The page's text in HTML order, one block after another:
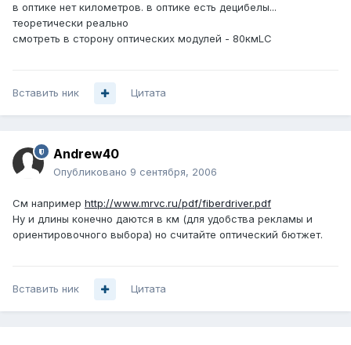
в оптике нет километров. в оптике есть децибелы...
теоретически реально
смотреть в сторону оптических модулей - 80кмLC
Вставить ник Цитата
Andrew40
Опубликовано 9 сентября, 2006
См например http://www.mrvc.ru/pdf/fiberdriver.pdf
Ну и длины конечно даются в км (для удобства рекламы и
ориентировочного выбора) но считайте оптический бютжет.
Вставить ник Цитата